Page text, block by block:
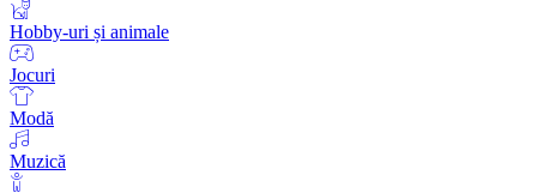
Hobby-uri și animale
Jocuri
Modă
Muzică